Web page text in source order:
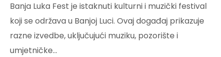
Banja Luka Fest je istaknuti kulturni i muzički festival
koji se održava u Banjoj Luci. Ovaj događaj prikazuje
razne izvedbe, uključujući muziku, pozorište i
umjetničke…